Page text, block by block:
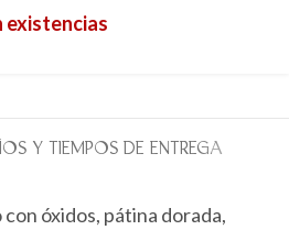
existencias
Y TIEMPOS DE ENTREGA
óxidos, pátina dorada,